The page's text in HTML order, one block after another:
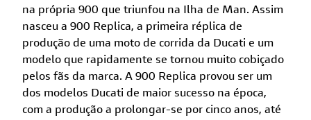
na própria 900 que triunfou na Ilha de Man. Assim
nasceu a 900 Replica, a primeira réplica de
produção de uma moto de corrida da Ducati e um
modelo que rapidamente se tornou muito cobiçado
pelos fãs da marca. A 900 Replica provou ser um
dos modelos Ducati de maior sucesso na época,
com a produção a prolongar-se por cinco anos, até